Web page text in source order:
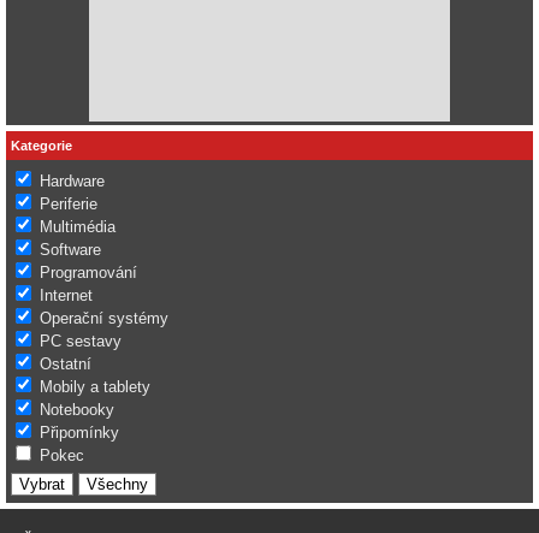
Kategorie
Hardware
Periferie
Multimédia
Software
Programování
Internet
Operační systémy
PC sestavy
Ostatní
Mobily a tablety
Notebooky
Připomínky
Pokec